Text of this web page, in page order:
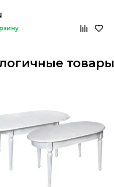
товары